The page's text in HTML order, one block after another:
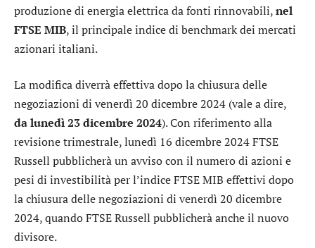
produzione di energia elettrica da fonti rinnovabili,nel
FTSE MIB, il principale indice di benchmark dei mercati
azionari italiani.
La modifica diverrà effettiva dopo la chiusura delle
negoziazioni di venerdì 20 dicembre 2024 (vale a dire,
da lunedì 23 dicembre 2024). Con riferimento alla
revisione trimestrale, lunedì 16 dicembre 2024 FTSE
Russell pubblicherà un avviso con il numero di azioni e
pesi di investibilità per l’indice FTSE MIB effettivi dopo
la chiusura delle negoziazioni di venerdì 20 dicembre
2024, quando FTSE Russell pubblicherà anche il nuovo
divisore.